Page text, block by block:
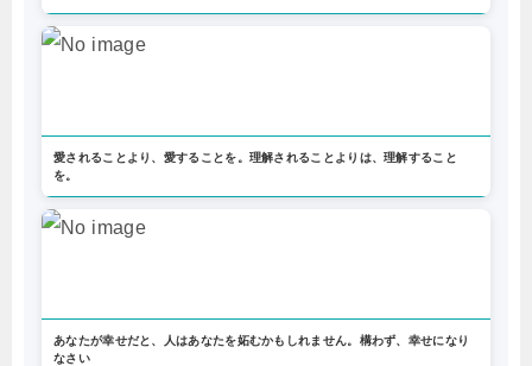
愛されることより、愛することを。理解されることよりは、理解すること
を。
あなたが幸せだと、人はあなたを妬むかもしれません。構わず、幸せになり
なさい